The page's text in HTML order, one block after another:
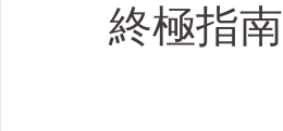
終極指南